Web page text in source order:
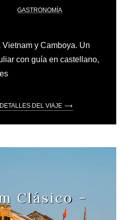
GASTRONOMÍA
y Camboya. Un
con guía en castellano,
DEL VIAJE
Clásico -